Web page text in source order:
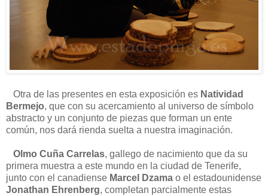
Otra de las presentes en esta exposición es Natividad
Bermejo, que con su acercamiento al universo de símbolo
abstracto y un conjunto de piezas que forman un ente
común, nos dará rienda suelta a nuestra imaginación.
Olmo Cuña Carrelas, gallego de nacimiento que da su
primera muestra a este mundo en la ciudad de Tenerife,
junto con el canadiense Marcel Dzama o el estadounidense
Jonathan Ehrenberg, completan parcialmente estas